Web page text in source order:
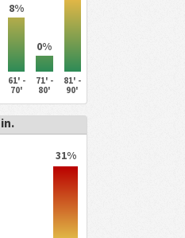
8%
0%
61' -
70'
71' -
80'
81' -
90'
31%